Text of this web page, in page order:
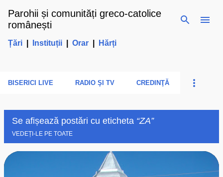
Treceți la conținutul principal
Parohii și comunități greco-catolice
românești
Țări Instituții Orar Hărți
BISERICI LIVE RADIO ŞI TV CREDINŢĂ
Se afișează postări cu eticheta ZA
VEDEȚI-LE PE TOATE
P